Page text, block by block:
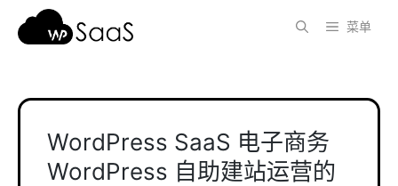
菜单
WordPress SaaS 电子商务
WordPress 自助建站运营的